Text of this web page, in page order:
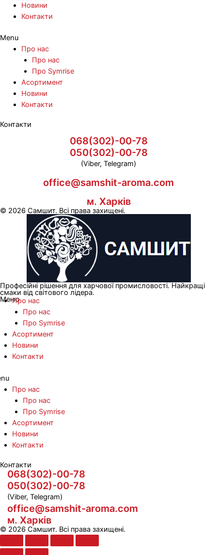
Новини
Контакти
Menu
Про нас
Про нас
Про Symrise
Асортимент
Новини
Контакти
Контакти
068(302)-00-78
050(302)-00-78
(Viber, Telegram)
office@samshit-aroma.com
м. Харків
© 2026 Самшит. Всі права захищені.
Професійні рішення для харчової промисловості. Найкращі
смаки від світового лідера.
МенюПро нас
Про нас
Про Symrise
Асортимент
Новини
Контакти
Про нас
Про нас
Про Symrise
Асортимент
Новини
Контакти
Контакти
068(302)-00-78
050(302)-00-78
(Viber, Telegram)
office@samshit-aroma.com
м. Харків
© 2026 Самшит. Всі права захищені.